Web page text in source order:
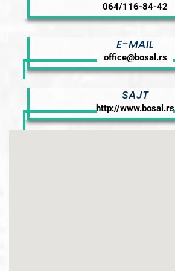
064/116-84-42
E-MAIL
office@bosal.rs
SAJT
http://www.bosal.rs